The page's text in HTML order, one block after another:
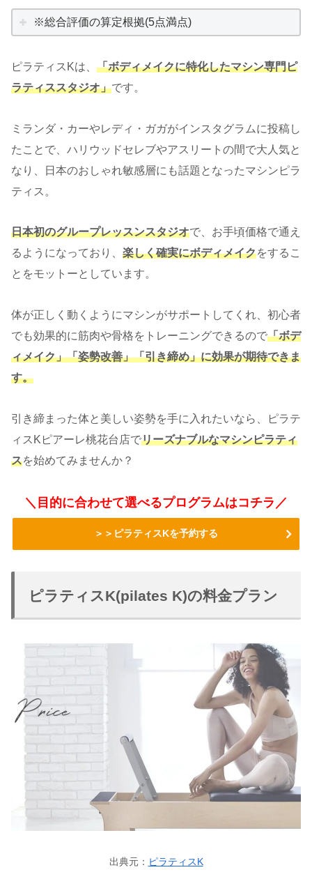
※総合評価の算定根拠(5点満点)
ピラティスKは、 「ボディメイクに特化したマシン専門ピ
ラティススタジオ」です。
ミランダ・カーやレディ・ガガがインスタグラムに投稿し
たことで、ハリウッドセレブやアスリートの間で大人気と
なり、日本のおしゃれ敏感層にも話題となったマシンピラ
ティス。
日本初のグループレッスンスタジオで、お手頃価格で通え
るようになっており、 楽しく確実にボディメイクをするこ
とをモットーとしています。
体が正しく動くようにマシンがサポートしてくれ、初心者
でも効果的に筋肉や骨格をトレーニングできるので「ボデ
ィメイク」「姿勢改善」「引き締め」に効果が期待できま
す。
引き締まった体と美しい姿勢を手に入れたいなら、ピラテ
ィスKピアーレ桃花台店でリーズナブルなマシンピラティ
スを始めてみませんか？
＼目的に合わせて選べるプログラムはコチラ／
＞＞ピラティスKを予約する
ピラティスK(pilates K)の料金プラン
出典元： ピラティスK